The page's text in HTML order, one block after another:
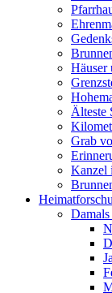
Häuser
Älteste
Grab
Kanzel